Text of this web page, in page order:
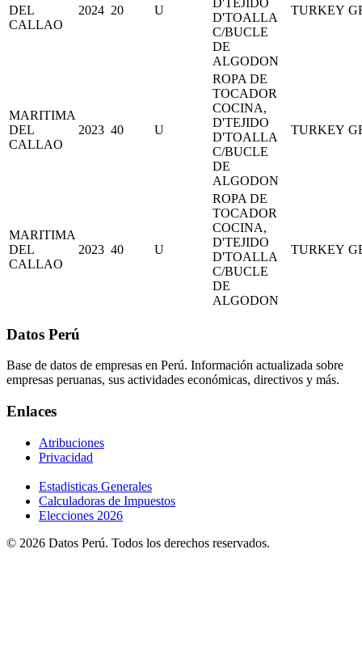
DEL
CALLAO
2024 20 U
D'TOALLA
C/BUCLE
DE
ALGODON
TURKEY
MARITIMA
DEL
CALLAO
2023 40 U
ROPA DE
TOCADOR
COCINA,
D'TEJIDO
D'TOALLA
C/BUCLE
DE
ALGODON
TURKEY
MARITIMA
DEL
CALLAO
2023 40 U
ROPA DE
TOCADOR
COCINA,
D'TEJIDO
D'TOALLA
C/BUCLE
DE
ALGODON
TURKEY
Datos Perú
Base de datos de empresas en Perú. Información actualizada sobre
empresas peruanas, sus actividades económicas, directivos y más.
Enlaces
Atribuciones
Privacidad
Estadisticas Generales
Calculadoras de Impuestos
Elecciones 2026
© 2026 Datos Perú. Todos los derechos reservados.